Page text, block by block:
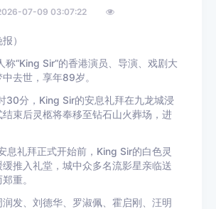
07-09 03:07:22
）
“King Sir”的香港演员、导演、戏剧大
去世，享年89岁。
30分，King Sir的安息礼拜在九龙城浸
束后灵柩将奉移至钻石山火葬场，进
息礼拜正式开始前，King Sir的白色灵
推入礼堂，城中众多名流影星亲临送
重。
发、刘德华、罗淑佩、霍启刚、汪明